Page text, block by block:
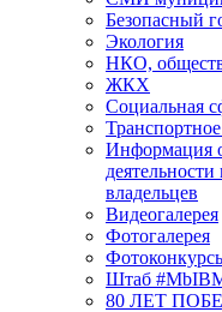
Безопасный
Экология
НКО,
ЖКХ
Социальная
Информация
владельцев
Видеогалерея
Фотогалерея
Штаб
80 ЛЕТ